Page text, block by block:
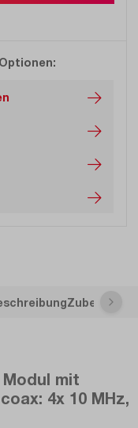
Zubehör
Modul mit
4x 10 MHz,